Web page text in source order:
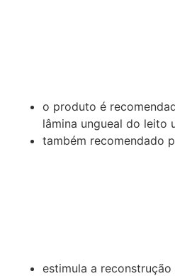
o produto é
lâmina ungueal do leito
também recomendado
estimula a reconstrução